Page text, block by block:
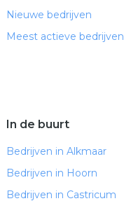
Nieuwe bedrijven
Meest actieve bedrijven
In de buurt
Bedrijven in Alkmaar
Bedrijven in Hoorn
Bedrijven in Castricum